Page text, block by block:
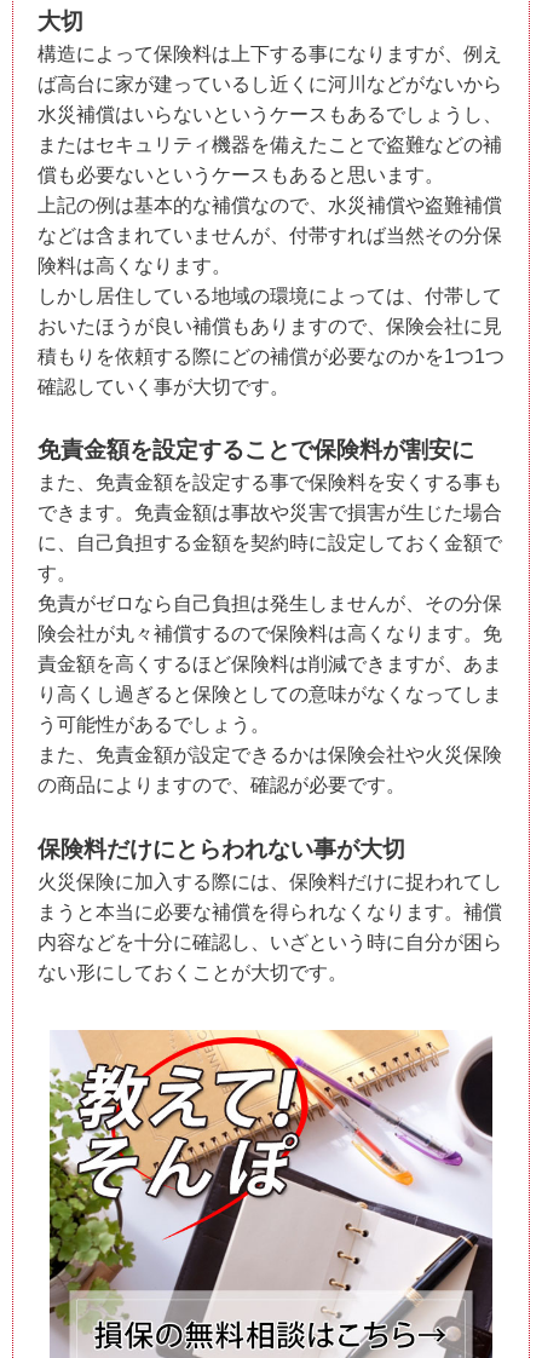
大切
構造によって保険料は上下する事になりますが、例え
ば高台に家が建っているし近くに河川などがないから
水災補償はいらないというケースもあるでしょうし、
またはセキュリティ機器を備えたことで盗難などの補
償も必要ないというケースもあると思います。
上記の例は基本的な補償なので、水災補償や盗難補償
などは含まれていませんが、付帯すれば当然その分保
険料は高くなります。
しかし居住している地域の環境によっては、付帯して
おいたほうが良い補償もありますので、保険会社に見
積もりを依頼する際にどの補償が必要なのかを1つ1つ
確認していく事が大切です。
免責金額を設定することで保険料が割安に
また、免責金額を設定する事で保険料を安くする事も
できます。免責金額は事故や災害で損害が生じた場合
に、自己負担する金額を契約時に設定しておく金額で
す。
免責がゼロなら自己負担は発生しませんが、その分保
険会社が丸々補償するので保険料は高くなります。免
責金額を高くするほど保険料は削減できますが、あま
り高くし過ぎると保険としての意味がなくなってしま
う可能性があるでしょう。
また、免責金額が設定できるかは保険会社や火災保険
の商品によりますので、確認が必要です。
保険料だけにとらわれない事が大切
火災保険に加入する際には、保険料だけに捉われてし
まうと本当に必要な補償を得られなくなります。補償
内容などを十分に確認し、いざという時に自分が困ら
ない形にしておくことが大切です。